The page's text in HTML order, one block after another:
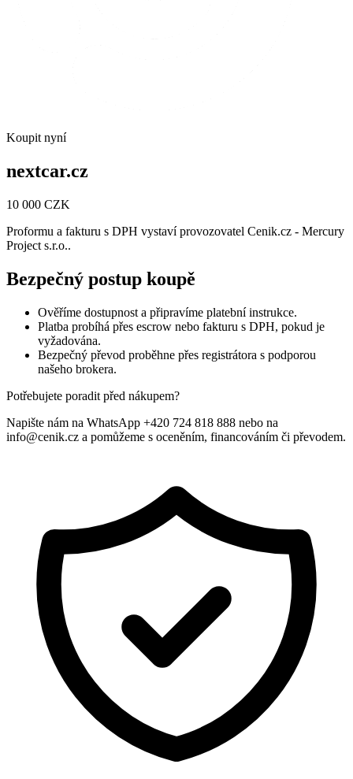
Koupit nyní
nextcar.cz
10 000 CZK
Proformu a fakturu s DPH vystaví provozovatel Cenik.cz - Mercury
Project s.r.o..
Bezpečný postup koupě
Ověříme dostupnost a připravíme platební instrukce.
Platba probíhá přes escrow nebo fakturu s DPH, pokud je
vyžadována.
Bezpečný převod proběhne přes registrátora s podporou
našeho brokera.
Potřebujete poradit před nákupem?
Napište nám na WhatsApp +420 724 818 888 nebo na
info@cenik.cz a pomůžeme s oceněním, financováním či převodem.